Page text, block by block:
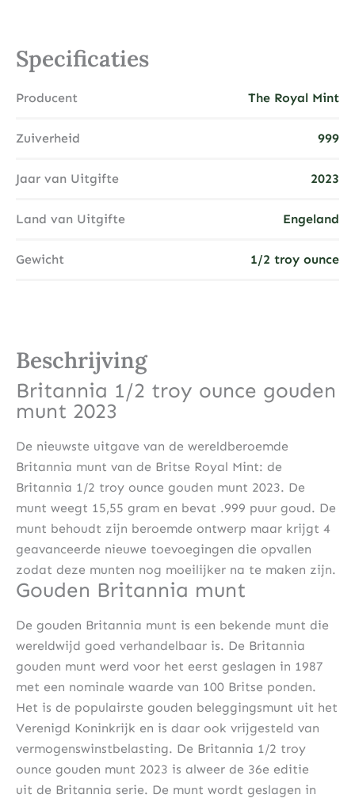
Specificaties
Producent The Royal Mint
Zuiverheid 999
Jaar van Uitgifte 2023
Land van Uitgifte Engeland
Gewicht 1/2 troy ounce
Beschrijving
Britannia 1/2 troy ounce gouden
munt 2023
De nieuwste uitgave van de wereldberoemde
Britannia munt van de Britse Royal Mint: de
Britannia 1/2 troy ounce gouden munt 2023. De
munt weegt 15,55 gram en bevat .999 puur goud. De
munt behoudt zijn beroemde ontwerp maar krijgt 4
geavanceerde nieuwe toevoegingen die opvallen
zodat deze munten nog moeilijker na te maken zijn.
Gouden Britannia munt
De gouden Britannia munt is een bekende munt die
wereldwijd goed verhandelbaar is. De Britannia
gouden munt werd voor het eerst geslagen in 1987
met een nominale waarde van 100 Britse ponden.
Het is de populairste gouden beleggingsmunt uit het
Verenigd Koninkrijk en is daar ook vrijgesteld van
vermogenswinstbelasting. De Britannia 1/2 troy
ounce gouden munt 2023 is alweer de 36e editie
uit de Britannia serie. De munt wordt geslagen in